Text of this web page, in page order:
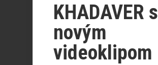
KHADAVER s
novým
videoklipom